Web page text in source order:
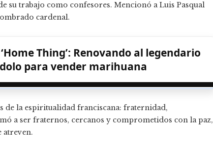
su trabajo como confesores. Mencionó a Luis Pasqual
cardenal.
Thing’: Renovando al legendario
para vender marihuana
de la espiritualidad franciscana: fraternidad,
a ser fraternos, cercanos y comprometidos con la paz,
atreven.